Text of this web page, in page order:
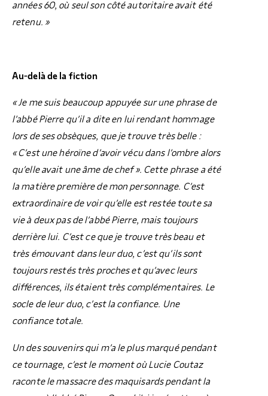
années 60, où seul son côté autoritaire avait été
retenu. »
Au-delà de la fiction
« Je me suis beaucoup appuyée sur une phrase de
l’abbé Pierre qu’il a dite en lui rendant hommage
lors de ses obsèques, que je trouve très belle :
« C’est une héroïne d’avoir vécu dans l’ombre alors
qu’elle avait une âme de chef ». Cette phrase a été
la matière première de mon personnage. C’est
extraordinaire de voir qu’elle est restée toute sa
vie à deux pas de l’abbé Pierre, mais toujours
derrière lui. C’est ce que je trouve très beau et
très émouvant dans leur duo, c’est qu’ils sont
toujours restés très proches et qu’avec leurs
différences, ils étaient très complémentaires. Le
socle de leur duo, c’est la confiance. Une
confiance totale.
Un des souvenirs qui m’a le plus marqué pendant
ce tournage, c’est le moment où Lucie Coutaz
raconte le massacre des maquisards pendant la